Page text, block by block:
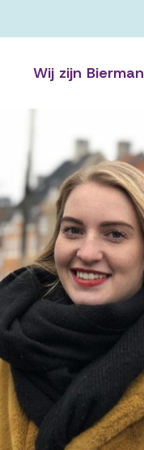
Wij zijn Bierman